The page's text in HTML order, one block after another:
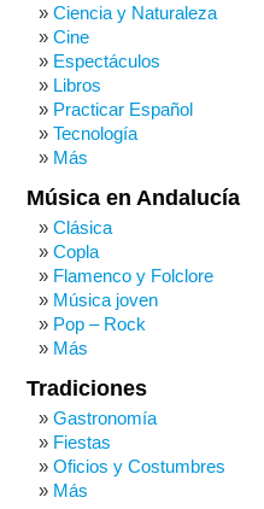
Ciencia y Naturaleza
Cine
Espectáculos
Libros
Practicar Español
Tecnología
Más
Música en Andalucía
Clásica
Copla
Flamenco y Folclore
Música joven
Pop – Rock
Más
Tradiciones
Gastronomía
Fiestas
Oficios y Costumbres
Más